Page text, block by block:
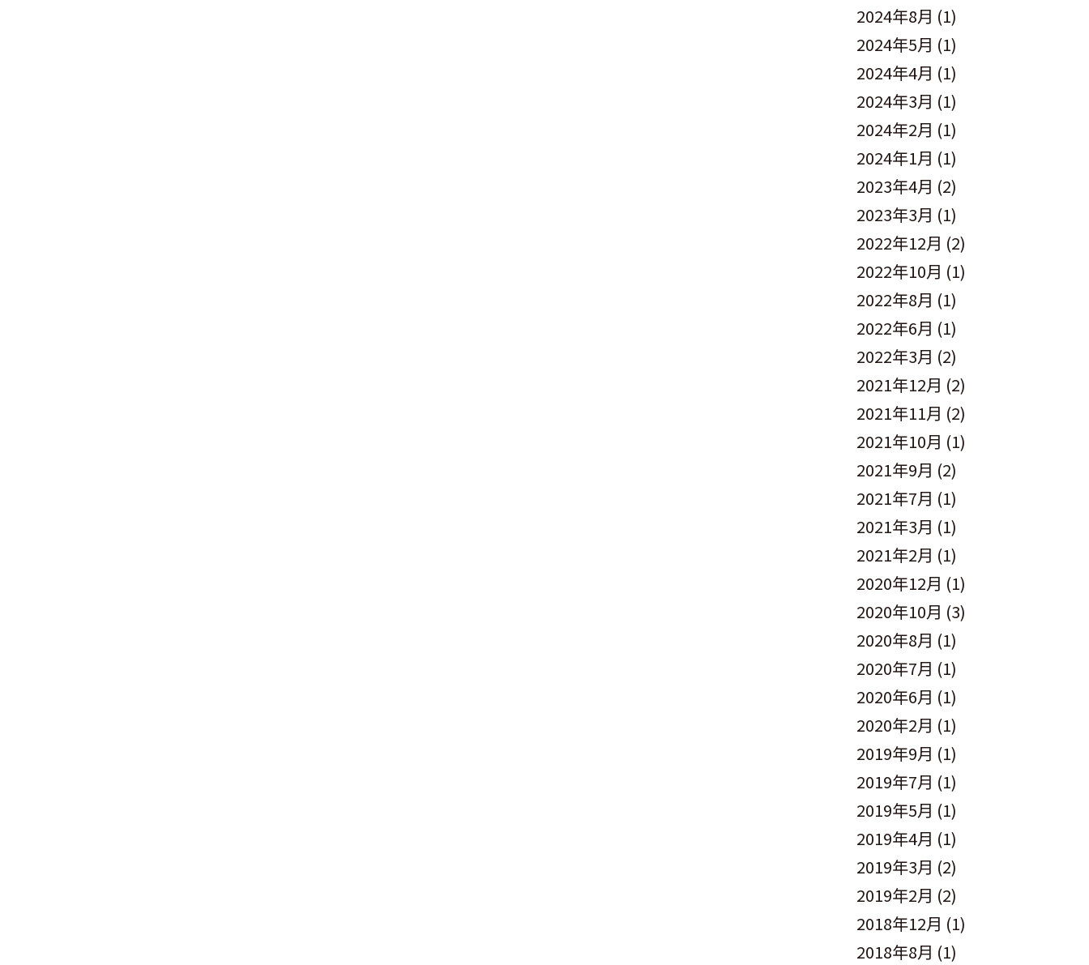
2024年8月 (1)
2024年5月 (1)
2024年4月 (1)
2024年3月 (1)
2024年2月 (1)
2024年1月 (1)
2023年4月 (2)
2023年3月 (1)
2022年12月 (2)
2022年10月 (1)
2022年8月 (1)
2022年6月 (1)
2022年3月 (2)
2021年12月 (2)
2021年11月 (2)
2021年10月 (1)
2021年9月 (2)
2021年7月 (1)
2021年3月 (1)
2021年2月 (1)
2020年12月 (1)
2020年10月 (3)
2020年8月 (1)
2020年7月 (1)
2020年6月 (1)
2020年2月 (1)
2019年9月 (1)
2019年7月 (1)
2019年5月 (1)
2019年4月 (1)
2019年3月 (2)
2019年2月 (2)
2018年12月 (1)
2018年8月 (1)